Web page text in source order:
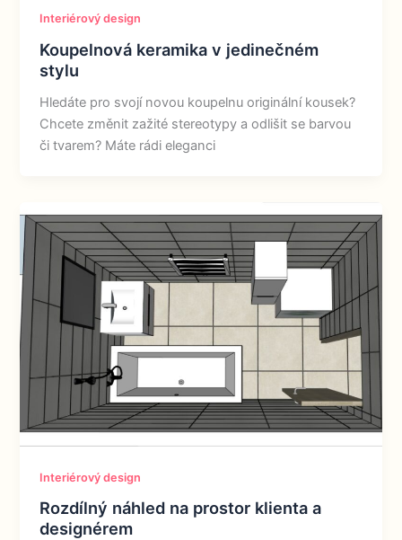
Interiérový design
Koupelnová keramika v jedinečném
stylu
Hledáte pro svojí novou koupelnu originální kousek?
Chcete změnit zažité stereotypy a odlišit se barvou
či tvarem? Máte rádi eleganci
Interiérový design
Rozdílný náhled na prostor klienta a
designérem